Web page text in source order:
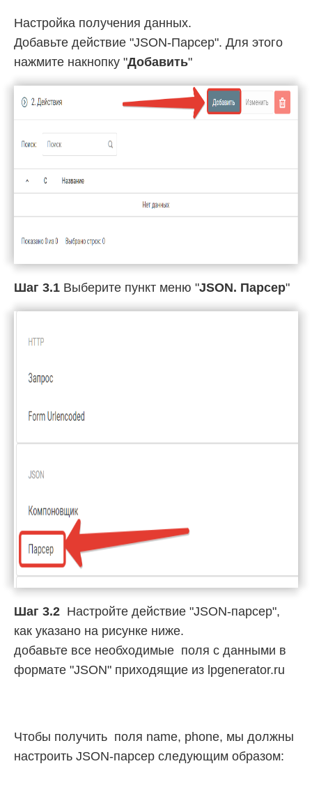
Настройка получения данных.
Добавьте действие "JSON-Парсер". Для этого
нажмите накнопку "Добавить"
Шаг 3.1 Выберите пункт меню "JSON. Парсер"
Шаг 3.2 Настройте действие "JSON-парсер",
как указано на рисунке ниже.
добавьте все необходимые поля с данными в
формате "JSON" приходящие из lpgenerator.ru
Чтобы получить поля name, phone, мы должны
настроить JSON-парсер следующим образом: